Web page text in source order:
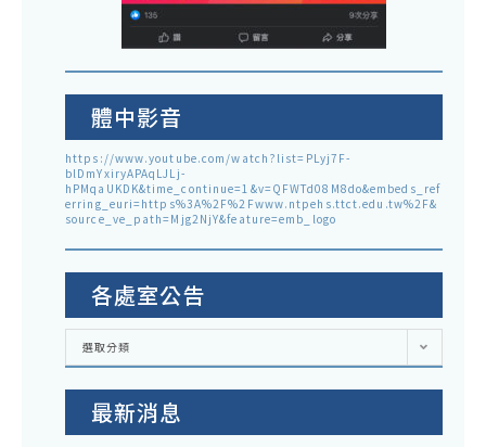
體中影音
https://www.youtube.com/watch?list=PLyj7F-
blDmYxiryAPAqLJLj-
hPMqaUKDK&time_continue=1&v=QFWTd08M8do&embeds_ref
erring_euri=https%3A%2F%2Fwww.ntpehs.ttct.edu.tw%2F&
source_ve_path=Mjg2NjY&feature=emb_logo
各處室公告
各
室
選取分類
最新消息